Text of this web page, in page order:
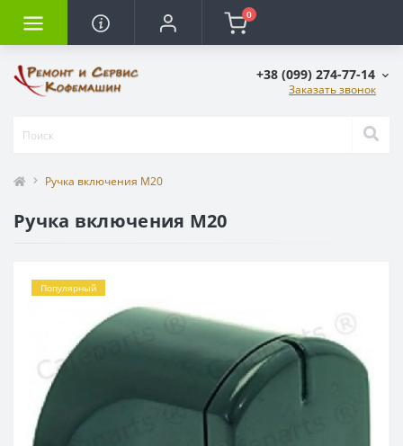
0
+38 (099) 274-77-14
Заказать звонок
Ручка включения M20
Ручка включения M20
Популярный